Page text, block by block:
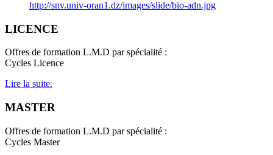
http://snv.univ-oran1.dz/images/slide/bio-adn.jpg
LICENCE
Offres de formation L.M.D par spécialité :
Cycles Licence
Lire la suite.
MASTER
Offres de formation L.M.D par spécialité :
Cycles Master